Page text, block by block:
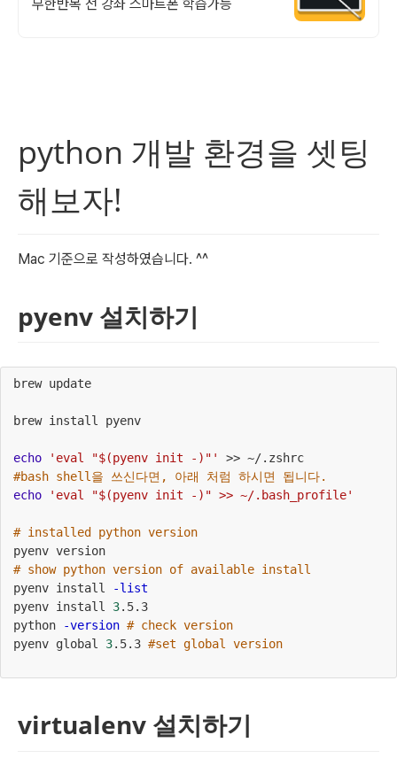
무한반복 전 강좌 스마트폰 학습가능
python 개발 환경을 셋팅
해보자!
Mac 기준으로 작성하였습니다. ^^
pyenv 설치하기
brew update
brew install pyenv
echo 'eval "$(pyenv init -)"'
>> ~/.zshrc
#bash shell을 쓰신다면, 아래 처럼 하시면 됩니다.
echo
'eval "$(pyenv init -)" >> ~/.bash_profile'
# installed python version
pyenv version
# show python version of available install
pyenv install
-list
pyenv install 3.5.3
python
-version # check version
pyenv global 3.5.3 #set global version
virtualenv 설치하기